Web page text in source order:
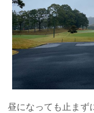
昼になっても止まず